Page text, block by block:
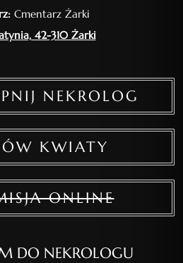
Cmentarz Żarki
42-310 Żarki
NEKROLOG
KWIATY
ONLINE
DO NEKROLOGU